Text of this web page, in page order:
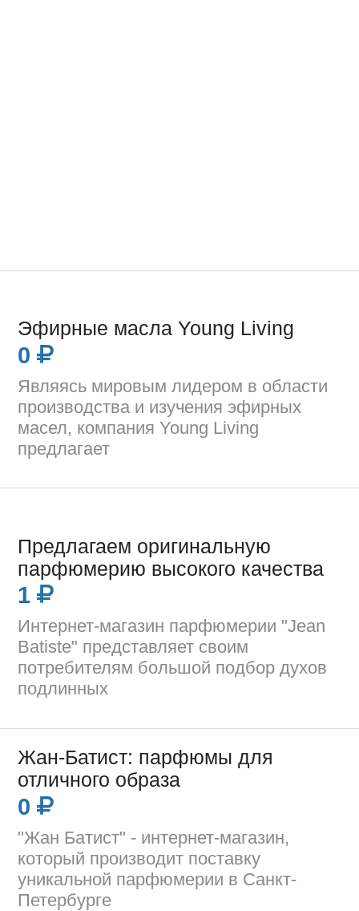
Эфирные масла Young Living
0
Являясь мировым лидером в области
производства и изучения эфирных
масел, компания Young Living
предлагает
Предлагаем оригинальную
парфюмерию высокого качества
1
Интернет-магазин парфюмерии "Jean
Batiste" представляет своим
потребителям большой подбор духов
подлинных
Жан-Батист: парфюмы для
отличного образа
0
"Жан Батист" - интернет-магазин,
который производит поставку
уникальной парфюмерии в Санкт-
Петербурге